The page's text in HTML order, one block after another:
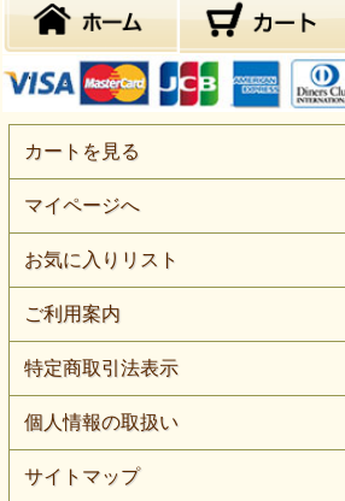
カートを見る
マイページへ
お気に入りリスト
ご利用案内
特定商取引法表示
個人情報の取扱い
サイトマップ